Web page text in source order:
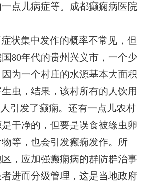
点儿病症等。 成都癫痫病医院
状集中发作的概率不常见，但
80年代的贵州兴义市，一个少
为一个村庄的水源基本大面积
虫，结果，该村所有的人饮用
引发了癫痫。还有一点儿农村
干净的，但要是误食被绦虫卵
等，也会引发癫痫发作。所
，应加强癫痫病的群防群治事
进而分级管理，这是当地政府